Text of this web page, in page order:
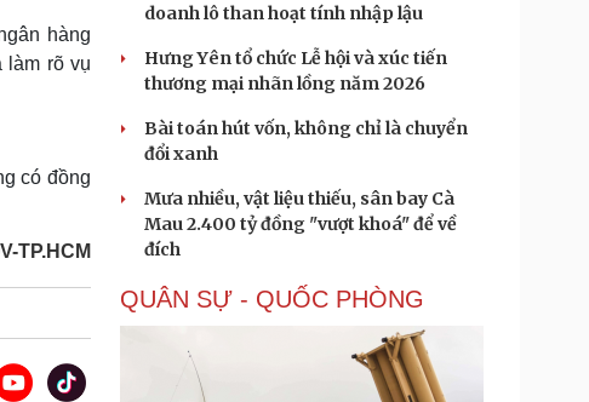
hàng
làm rõ vụ
có đồng
TP.HCM
doanh lô than hoạt tính nhập lậu
Hưng Yên tổ chức Lễ hội và xúc tiến
thương mại nhãn lồng năm 2026
Bài toán hút vốn, không chỉ là chuyển
đổi xanh
Mưa nhiều, vật liệu thiếu, sân bay Cà
Mau 2.400 tỷ đồng "vượt khoá" để về
đích
QUÂN SỰ - QUỐC PHÒNG